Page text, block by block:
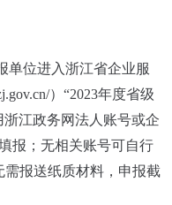
单位进入浙江省企业服
）“2023年度省级
江政务网法人账号或企
报；无相关账号可自行
报送纸质材料，申报截